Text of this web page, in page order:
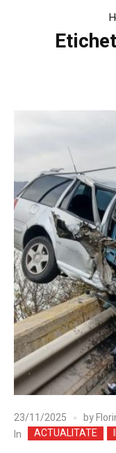
23/11/2025 by
In
ACTUALITATE